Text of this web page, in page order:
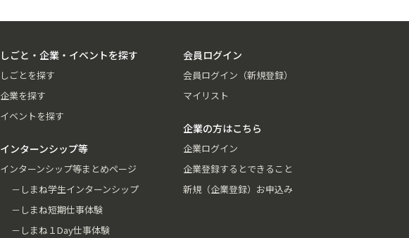
しごと・企業・イベントを探す
しごとを探す
企業を探す
イベントを探す
インターンシップ等
インターンシップ等まとめページ
－しまね学生インターンシップ
－しまね短期仕事体験
－しまね１Day仕事体験
会員ログイン
会員ログイン（新規登録）
マイリスト
企業の方はこちら
企業ログイン
企業登録するとできること
新規（企業登録）お申込み